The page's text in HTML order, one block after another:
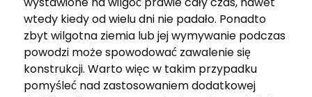
wtedy kiedy od wielu dni nie padało. Ponadto
zbyt wilgotna ziemia lub jej wymywanie podczas
powodzi może spowodować zawalenie się
konstrukcji. Warto więc w takim przypadku
pomyśleć nad zastosowaniem dodatkowej